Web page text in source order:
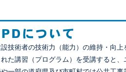
技術者の技術力（能力）の維持・向
た講習（プログラム）を受講すると